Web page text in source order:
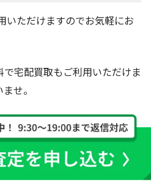
いただけますのでお気軽にお
宅配買取もご利用いただけま
せ。